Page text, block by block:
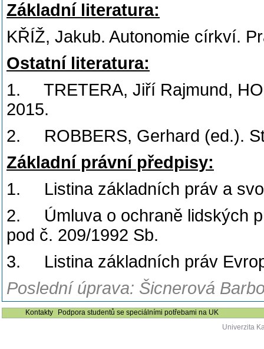
Základní literatura:
KŘÍŽ, Jakub. Autonomie církví.
Ostatní literatura:
1. TRETERA, Jiří Rajmund,
2015.
2. ROBBERS, Gerhard (ed.).
Základní právní předpisy:
1. Listina základních práv a
2. Úmluva o ochraně lidských
pod č. 209/1992 Sb.
3. Listina základních práv
Poslední úprava: Šicnerová
Kontakty
Podpora studentů se speciálními potřebami na UK
Univerzita